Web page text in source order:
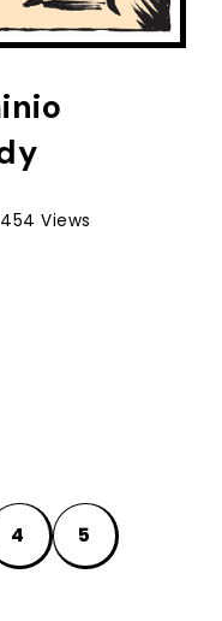
454 Views
4 5